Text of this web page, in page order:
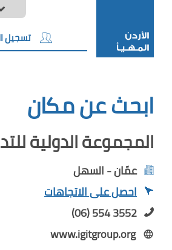
تسجيل
ابحث عن مكان
المجموعة الدولية
عمّان - السهل
احصل على الاتجاهات
(06) 554 3552
www.igitgroup.org